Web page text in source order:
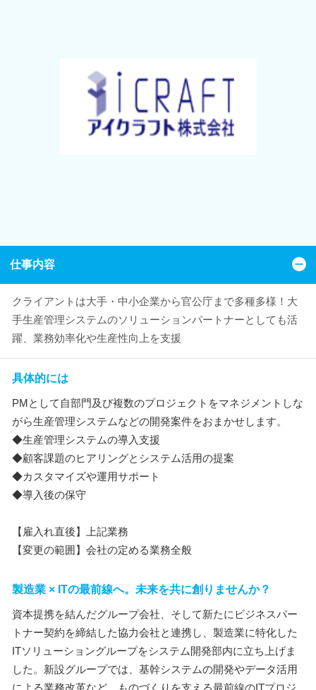
仕事内容
クライアントは大手・中小企業から官公庁まで多種多様！大
手生産管理システムのソリューションパートナーとしても活
躍、業務効率化や生産性向上を支援
具体的には
PMとして自部門及び複数のプロジェクトをマネジメントしな
がら生産管理システムなどの開発案件をおまかせします。
◆生産管理システムの導入支援
◆顧客課題のヒアリングとシステム活用の提案
◆カスタマイズや運用サポート
◆導入後の保守
【雇入れ直後】上記業務
【変更の範囲】会社の定める業務全般
製造業 × ITの最前線へ。未来を共に創りませんか？
資本提携を結んだグループ会社、そして新たにビジネスパー
トナー契約を締結した協力会社と連携し、製造業に特化した
ITソリューショングループをシステム開発部内に立ち上げま
した。新設グループでは、基幹システムの開発やデータ活用